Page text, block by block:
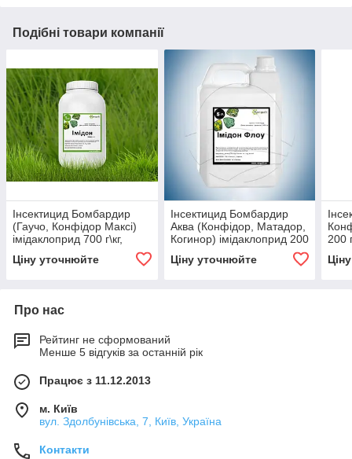
Подібні товари компанії
Інсектицид Бомбардир
(Гаучо, Конфідор Максі)
імідаклоприд 700 г\кг,
цукрові буряки
Ціну уточнюйте
Інсектицид Бомбардир
Аква (Конфідор, Матадор,
Когинор) імідаклоприд 200
баклажани
Ціну уточнюйте
200
Про нас
Рейтинг не сформований
Менше 5 відгуків за останній рік
Працює з 11.12.2013
м. Київ
вул. Здолбунівська, 7, Київ, Україна
Контакти